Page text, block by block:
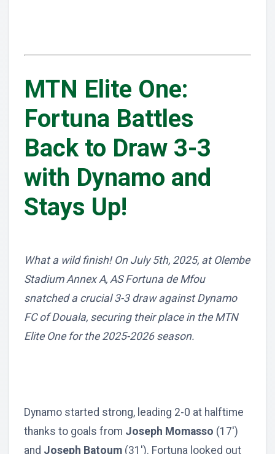
MTN Elite One:
Fortuna Battles
Back to Draw 3-3
with Dynamo and
Stays Up!
What a wild finish! On July 5th, 2025, at Olembe
Stadium Annex A, AS Fortuna de Mfou
snatched a crucial 3-3 draw against Dynamo
FC of Douala, securing their place in the MTN
Elite One for the 2025-2026 season.
Dynamo started strong, leading 2-0 at halftime
thanks to goals from Joseph Momasso (17')
and Joseph Batoum (31'). Fortuna looked out